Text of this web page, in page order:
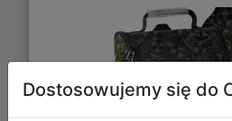
Dostosowujemy się do